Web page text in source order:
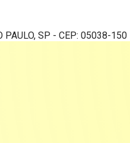
PAULO, SP - CEP: 05038-150